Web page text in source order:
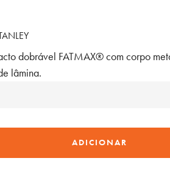
dobrável FATMAX® com corpo
lâmina.
ADICIONAR